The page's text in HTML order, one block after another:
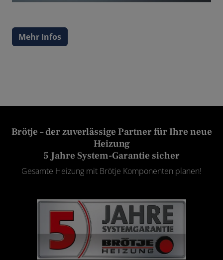
Mehr Infos
Brötje – der zuverlässige Partner für Ihre neue
Heizung
5 Jahre System-Garantie sicher
Gesamte Heizung mit Brötje Komponenten planen!